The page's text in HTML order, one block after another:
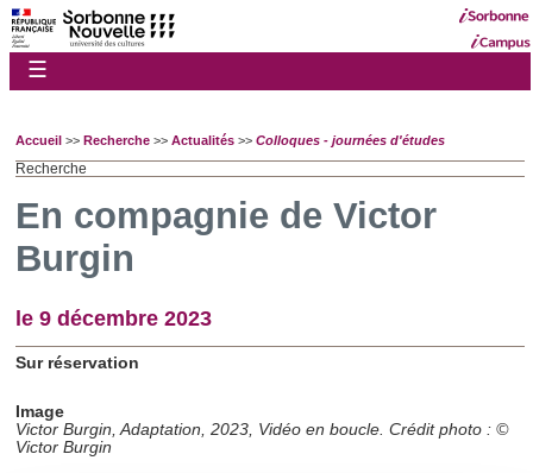
☰
Accueil >> Recherche >> Actualités >> Colloques - journées d'études
Recherche
En compagnie de Victor
Burgin
le 9 décembre 2023
Sur réservation
Image
Victor Burgin, Adaptation, 2023, Vidéo en boucle. Crédit photo : ©
Victor Burgin